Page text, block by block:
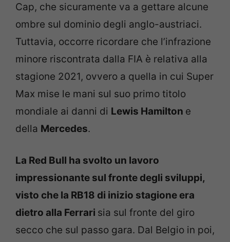
Cap, che sicuramente va a gettare alcune
ombre sul dominio degli anglo-austriaci.
Tuttavia, occorre ricordare che l’infrazione
minore riscontrata dalla FIA è relativa alla
stagione 2021, ovvero a quella in cui Super
Max mise le mani sul suo primo titolo
mondiale ai danni di Lewis Hamilton e
della Mercedes.
La Red Bull ha svolto un lavoro
impressionante sul fronte degli sviluppi,
visto che la RB18 di inizio stagione era
dietro alla Ferrari sia sul fronte del giro
secco che sul passo gara. Dal Belgio in poi,